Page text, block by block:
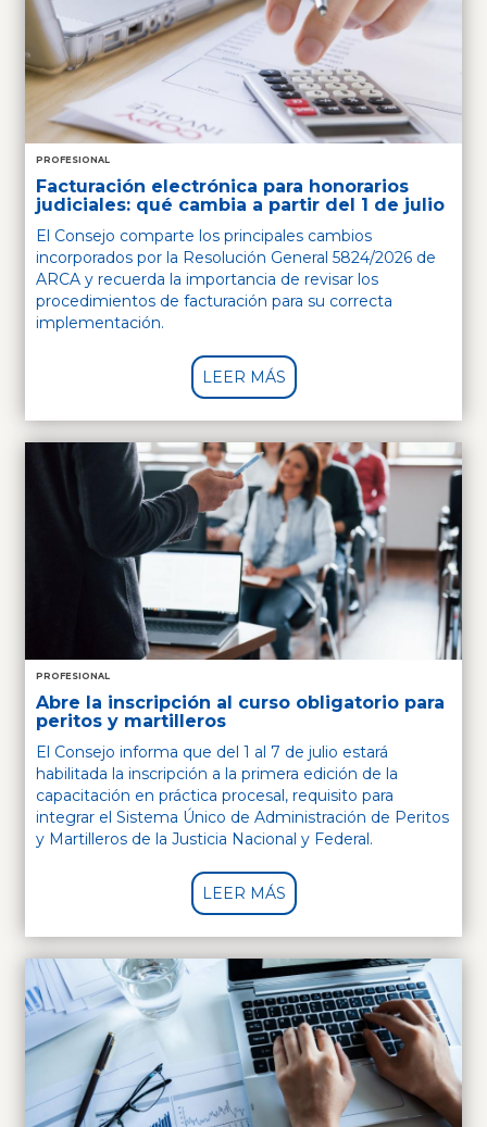
PROFESIONAL
Facturación electrónica para honorarios
judiciales: qué cambia a partir del 1 de julio
El Consejo comparte los principales cambios
incorporados por la Resolución General 5824/2026 de
ARCA y recuerda la importancia de revisar los
procedimientos de facturación para su correcta
implementación.
LEER MÁS
PROFESIONAL
Abre la inscripción al curso obligatorio para
peritos y martilleros
El Consejo informa que del 1 al 7 de julio estará
habilitada la inscripción a la primera edición de la
capacitación en práctica procesal, requisito para
integrar el Sistema Único de Administración de Peritos
y Martilleros de la Justicia Nacional y Federal.
LEER MÁS